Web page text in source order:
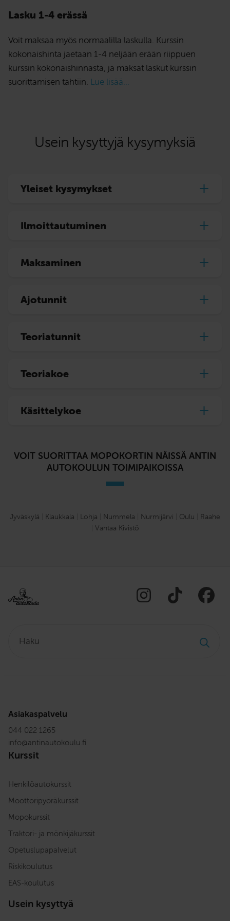
Lasku 1-4 erässä
Voit maksaa myös normaalilla laskulla. Kurssin
kokonaishinta jaetaan 1-4 neljään erään riippuen
kurssin kokonaishinnasta, ja maksat laskut kurssin
suorittamisen tahtiin. Lue lisää...
Usein kysyttyjä kysymyksiä
Yleiset kysymykset
Ilmoittautuminen
Maksaminen
Ajotunnit
Teoriatunnit
Teoriakoe
Käsittelykoe
VOIT SUORITTAA MOPOKORTIN NÄISSÄ ANTIN
AUTOKOULUN TOIMIPAIKOISSA
Jyväskylä Klaukkala Lohja Nummela Nurmijärvi Oulu
Raahe
Vantaa Kivistö
Asiakaspalvelu
044 022 1265
info@antinautokoulu.fi
Kurssit
Henkilöautokurssit
Moottoripyöräkurssit
Mopokurssit
Traktori- ja mönkijäkurssit
Opetuslupapalvelut
Riskikoulutus
EAS-koulutus
Usein kysyttyä